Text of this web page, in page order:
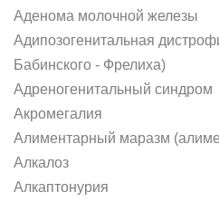
Аденома молочной железы
Адипозогенитальная
Бабинского - Фрелиха)
Адреногенитальный синдром
Акромегалия
Алиментарный маразм
Алкалоз
Алкаптонурия